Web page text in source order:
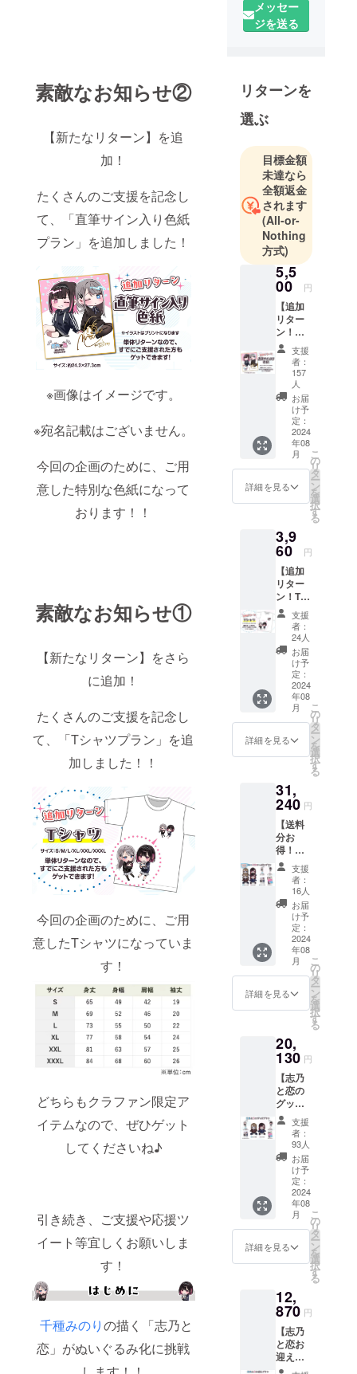
素敵なお知らせ②
【新たなリターン】を追
加！
たくさんのご支援を記念し
て、「直筆サイン入り色紙
プラン」を追加しました！
※画像はイメージです。
※宛名記載はございません。
今回の企画のために、ご用
意した特別な色紙になって
おります！！
素敵なお知らせ①
【新たなリターン】をさら
に追加！
たくさんのご支援を記念し
て、「Tシャツプラン」を追
加しました！！
今回の企画のために、ご用
意したTシャツになっていま
す！
どちらもクラファン限定ア
イテムなので、ぜひゲット
してくださいね♪
引き続き、ご支援や応援ツ
イート等宜しくお願いしま
す！
千種みのりの描く「志乃と
恋」がぬいぐるみ化に挑戦
チームで
す。
ングでの商
目指して、
ターとのコ
ラボ企画や
自社オリジ
ナルのアイ
テム企画を
行ってま
す。
◾️営業日のご
営業時間：
平日 10:00〜
18:00 (土日
祝、年末年
始除く)
※お問い合わ
せから3営業
日以内にご
返信させて
いただきま
す。
よってはお
応えできか
ねる場合も
ございま
す。
◾️ プライバ
お問い合わ
せ内容に関
しては、プ
ライバシー
準じて管理
させていた
だきます。
メッセー
ジを送る
リターンを
選ぶ
目標金額
未達なら
全額返金
されます
(All-or-
Nothing
方式)
5,5
00 円
【追加
リター
ン！直
筆サイ
ン入り
色紙プ
ラン】
・直筆
サイン
入り色
像はイ
メージ
です。
※イラス
金額に
は消費
（10%
）と送
料550円
を含ん
でおり
ます。
支援
者：
157
人
お届
け予
定：
2024
年08
月
詳細を見る
こ
の
リ
タ
ー
ン
を
選
択
す
る
3,9
60 円
【追加
リター
ン！T
シャツ
プラ
ン】 ・
Tシャ
ツ
（サイ
ズ：
S/M/L/X
L/XXL/X
XXL） ※
画像は
イメー
額には
消費税
（10%
）と送
料770円
を含ん
でおり
ます。
支援
者：
24人
お届
け予
定：
2024
年08
月
詳細を見る
こ
の
リ
タ
ー
ン
を
選
択
す
る
31,
240 円
【送料
分お
得！ぬ
いぐる
みいっ
ぱいプ
ラン】
送料分
が割引
になっ
ている
お得な
プラン
です。
・サン
・志乃
ぬいぐ
るみ2体
・恋ぬ
いぐる
み2体
・志乃
アクリ
ルキー
ホル
ダー ・
恋アク
リル
キーホ
ルダー
・タペ
スト
です。
金額に
税
（10%
）を含
支援
者：
16人
お届
け予
定：
2024
年08
月
詳細を見る
こ
の
リ
タ
ー
ン
を
選
択
す
る
20,
130 円
【志乃
と恋の
グッズ
プラ
ン】 ・
サン
キュー
レター
・志乃
ぬいぐ
るみ ・
恋ぬい
ぐるみ
・志乃
アクリ
ダー ・
恋アク
リル
キーホ
ルダー
・タペ
支援
者：
93人
お届
け予
定：
2024
年08
月
詳細を見る
こ
の
リ
タ
ー
ン
を
選
択
す
る
12,
870 円
【志乃
と恋お
迎えプ
ラン】